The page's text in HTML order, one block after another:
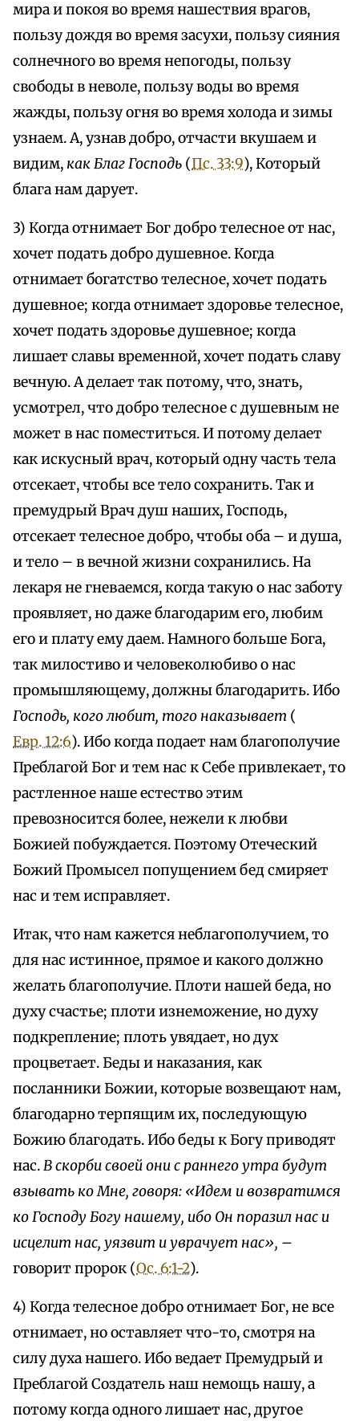
мира и покоя во время нашествия врагов,
пользу дождя во время засухи, пользу сияния
солнечного во время непогоды, пользу
свободы в неволе, пользу воды во время
жажды, пользу огня во время холода и зимы
узнаем. А, узнав добро, отчасти вкушаем и
видим, как Благ Господь (Пс. 33:9), Который
блага нам дарует.
3) Когда отнимает Бог добро телесное от нас,
хочет подать добро душевное. Когда
отнимает богатство телесное, хочет подать
душевное; когда отнимает здоровье телесное,
хочет подать здоровье душевное; когда
лишает славы временной, хочет подать славу
вечную. А делает так потому, что, знать,
усмотрел, что добро телесное с душевным не
может в нас поместиться. И потому делает
как искусный врач, который одну часть тела
отсекает, чтобы все тело сохранить. Так и
премудрый Врач душ наших, Господь,
отсекает телесное добро, чтобы оба – и душа,
и тело – в вечной жизни сохранились. На
лекаря не гневаемся, когда такую о нас заботу
проявляет, но даже благодарим его, любим
его и плату ему даем. Намного больше Бога,
так милостиво и человеколюбиво о нас
промышляющему, должны благодарить. Ибо
Господь, кого любит, того наказывает (
Евр. 12:6). Ибо когда подает нам благополучие
Преблагой Бог и тем нас к Себе привлекает, то
растленное наше естество этим
превозносится более, нежели к любви
Божией побуждается. Поэтому Отеческий
Божий Промысел попущением бед смиряет
нас и тем исправляет.
Итак, что нам кажется неблагополучием, то
для нас истинное, прямое и какого должно
желать благополучие. Плоти нашей беда, но
духу счастье; плоти изнеможение, но духу
подкрепление; плоть увядает, но дух
процветает. Беды и наказания, как
посланники Божии, которые возвещают нам,
благодарно терпящим их, последующую
Божию благодать. Ибо беды к Богу приводят
нас.В скорби своей они с раннего утра будут
взывать ко Мне, говоря: «Идем и возвратимся
ко Господу Богу нашему, ибо Он поразил нас и
исцелит нас, уязвит и уврачует нас», –
говорит пророк (Ос. 6:1-2).
4) Когда телесное добро отнимает Бог, не все
отнимает, но оставляет что-то, смотря на
силу духа нашего. Ибо ведает Премудрый и
Преблагой Создатель наш немощь нашу, а
потому когда одного лишает нас, другое